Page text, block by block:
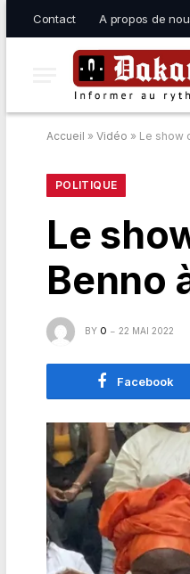
Contact A propos de
Accueil » Vidéo » Le show
POLITIQUE
Le
Benno
BY O 22 MAI 2022
Facebook